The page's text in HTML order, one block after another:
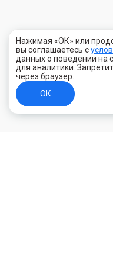
Нажимая «ОК» или
вы соглашаетесь с
данных о поведении на
для аналитики.
через браузер.
ОК